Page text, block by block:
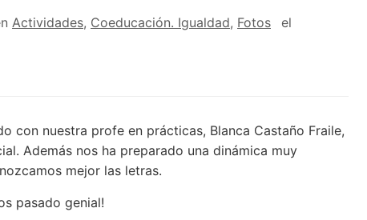
Actividades, Coeducación. Igualdad, Fotos el
con nuestra profe en prácticas, Blanca Castaño Fraile,
Además nos ha preparado una dinámica muy
mejor las letras.
pasado genial!